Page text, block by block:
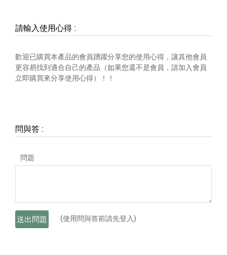
請輸入使用心得 :
歡迎已購買本產品的會員踴躍分享您的使用心得，讓其他會員
更容易找到適合自己的產品（如果您還不是會員，請加入會員
立即購買來分享使用心得）！！
問與答 :
問題
送出問題 (使用問與答前請先登入)